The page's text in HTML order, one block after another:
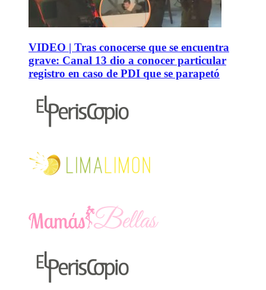
VIDEO | Tras conocerse que se encuentra
grave: Canal 13 dio a conocer particular
registro en caso de PDI que se parapetó